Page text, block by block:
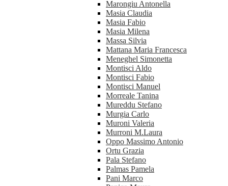
Marongiu Antonella
Masia Claudia
Masia Fabio
Masia Milena
Massa Silvia
Mattana Maria Francesca
Meneghel Simonetta
Montisci Aldo
Montisci Fabio
Montisci Manuel
Morreale Tanina
Mureddu Stefano
Murgia Carlo
Muroni Valeria
Murroni M.Laura
Oppo Massimo Antonio
Ortu Grazia
Pala Stefano
Palmas Pamela
Pani Marco